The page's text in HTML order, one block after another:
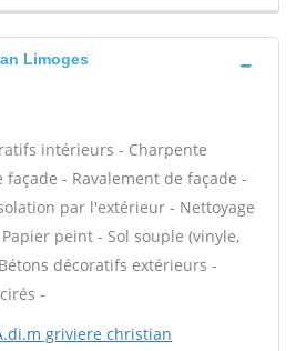
Limoges
intérieurs - Charpente
- Ravalement de façade -
par l'extérieur - Nettoyage
peint - Sol souple (vinyle,
décoratifs extérieurs -
-
griviere christian